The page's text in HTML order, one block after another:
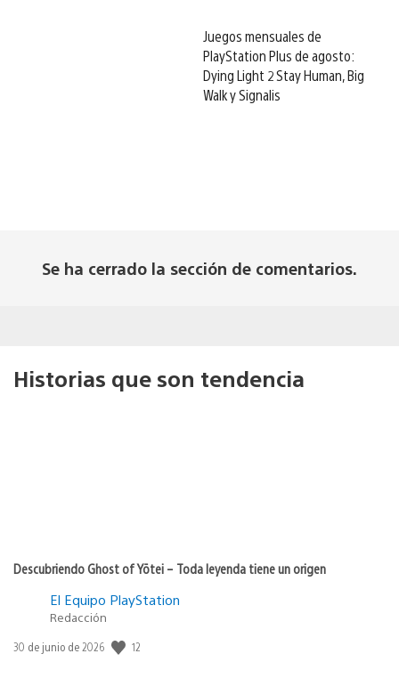
Juegos mensuales de
PlayStation Plus de agosto:
Dying Light 2 Stay Human, Big
Walk y Signalis
Se ha cerrado la sección de comentarios.
Historias que son tendencia
Descubriendo Ghost of Yōtei – Toda leyenda tiene un origen
El Equipo PlayStation
Redacción
Fecha
30 de junio de 2026 12